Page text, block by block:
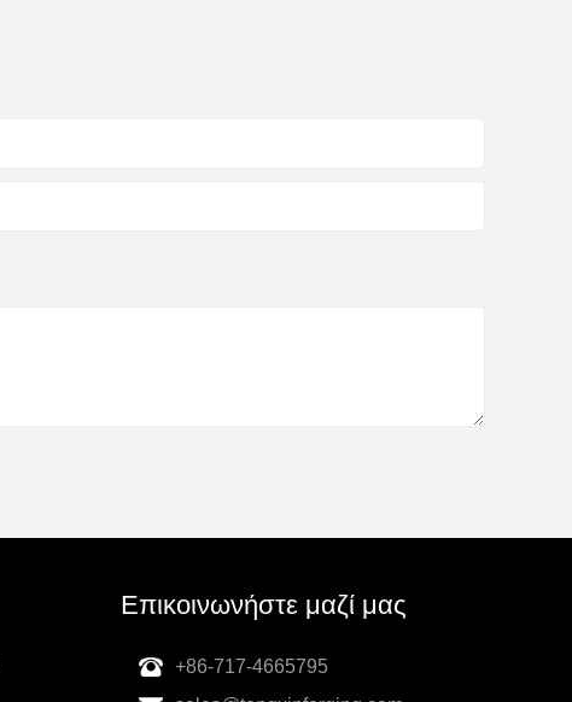
Επικοινωνήστε μαζί μας
+86-717-4665795